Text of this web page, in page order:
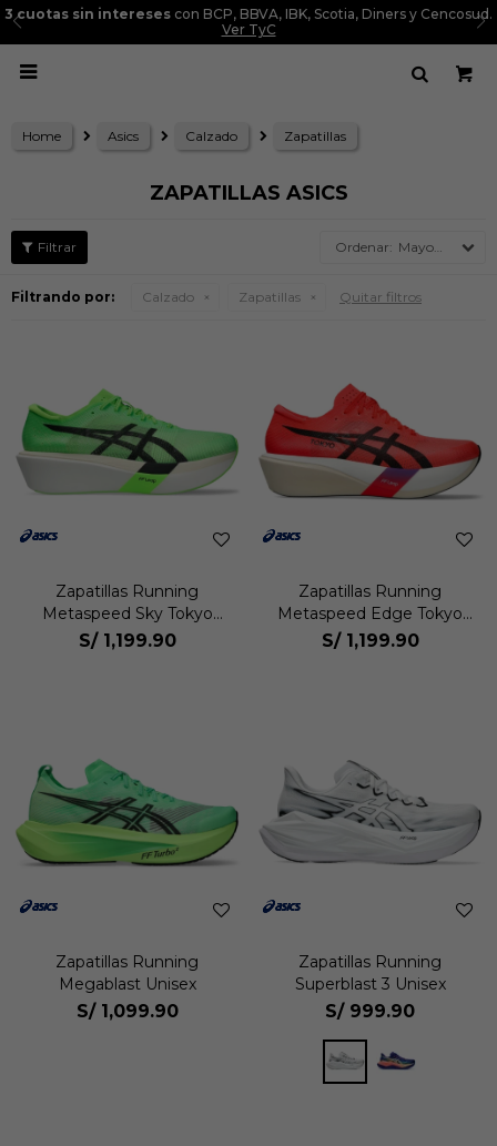
3 cuotas sin intereses con BCP, BBVA, IBK, Scotia, Diners y Cencosud.
Ver TyC

Home Asics Calzado Zapatillas
ZAPATILLAS ASICS
Mayor precio
Filtrando por: Calzado Zapatillas Quitar filtros
Zapatillas Running
Metaspeed Sky Tokyo
Unisex
S/ 1,199.90
Zapatillas Running
Metaspeed Edge Tokyo
Unisex
S/ 1,199.90
Zapatillas Running
Megablast Unisex
S/ 1,099.90
Zapatillas Running
Superblast 3 Unisex
S/ 999.90